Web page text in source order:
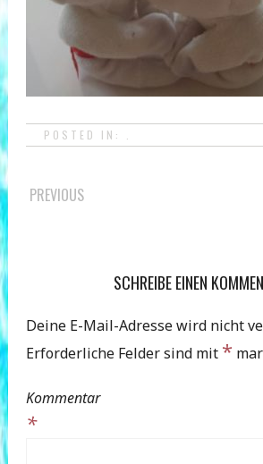
POSTED IN: .
POST
PREVIOUS
SCHREIBE EINEN
Deine E-Mail-Adresse wird nicht
Erforderliche Felder sind mit *
Kommentar
*